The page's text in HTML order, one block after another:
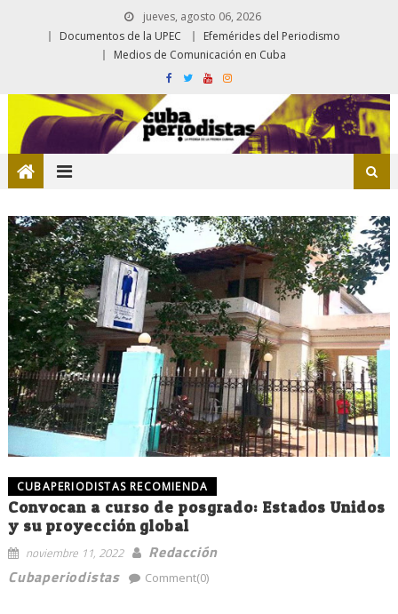
jueves, agosto 06, 2026
Documentos de la UPEC
Efemérides del Periodismo
Medios de Comunicación en Cuba
CUBAPERIODISTAS RECOMIENDA
Convocan a curso de posgrado: Estados Unidos
y su proyección global
noviembre 11, 2022
Redacción
Cubaperiodistas
Comment(0)